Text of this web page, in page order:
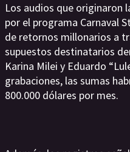
Los audios que
por el programa Carnaval
de retornos millonarios a
supuestos destinatarios
Karina Milei y Eduardo
grabaciones, las sumas
800.000 dólares por mes.